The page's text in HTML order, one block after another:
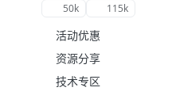
50k 115k
活动优惠
资源分享
技术专区